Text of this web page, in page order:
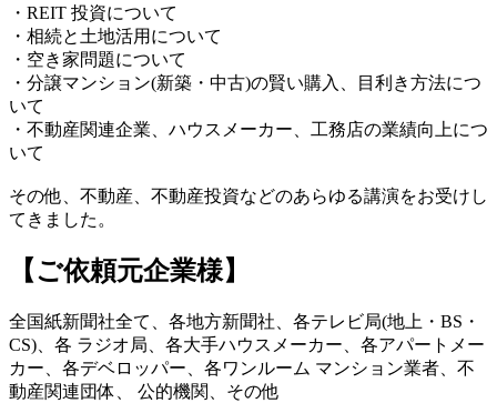
・REIT 投資について
・相続と土地活用について
・空き家問題について
・分譲マンション(新築・中古)の賢い購入、目利き方法につ
いて
・不動産関連企業、ハウスメーカー、工務店の業績向上につ
いて
その他、不動産、不動産投資などのあらゆる講演をお受けし
てきました。
【ご依頼元企業様】
全国紙新聞社全て、各地方新聞社、各テレビ局(地上・BS・
CS)、各 ラジオ局、各大手ハウスメーカー、各アパートメー
カー、各デベロッパー、各ワンルーム マンション業者、不
動産関連団体、 公的機関、その他